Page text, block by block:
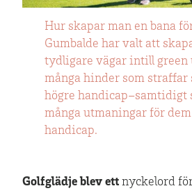
Hur skapar man en bana
Gumbalde har valt att
tydligare vägar intill green
många hinder som straffar
högre handicap–samtidigt
många utmaningar för
handicap.
Golfglädje blev ett nyckelord